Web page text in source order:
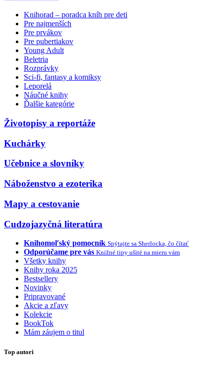
Knihorad – poradca kníh pre deti
Pre najmenších
Pre prvákov
Pre pubertiakov
Young Adult
Beletria
Rozprávky
Sci-fi, fantasy a komiksy
Leporelá
Náučné knihy
Ďalšie kategórie
Životopisy a reportáže
Kuchárky
Učebnice a slovníky
Náboženstvo a ezoterika
Mapy a cestovanie
Cudzojazyčná literatúra
Knihomoľský pomocník Spýtajte sa Sherlocka, čo čítať
Odporúčame pre vás Knižné tipy ušité na mieru vám
Všetky knihy
Knihy roka 2025
Bestsellery
Novinky
Pripravované
Akcie a zľavy
Kolekcie
BookTok
Mám záujem o titul
Top autori